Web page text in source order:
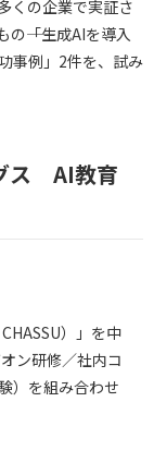
くの企業で実証さ
――「生成AIを導入
事例」2件を、試み
ス AI教育
）」を中
ン研修／社内コ
）を組み合わせ